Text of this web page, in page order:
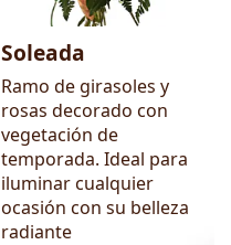
Soleada
Ramo de girasoles y
rosas decorado con
vegetación de
temporada. Ideal para
iluminar cualquier
ocasión con su belleza
radiante